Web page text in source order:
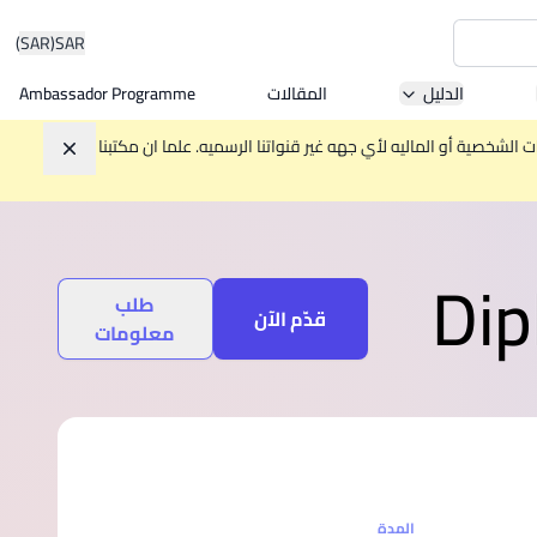
SAR
(SAR)
Asia
الدليل المقالات
Ambassador Programme
أو الماليه لأي جهه غير قنواتنا الرسميه. علما ان مكتبنا
تجاهل
قدّم الآن
طلب
معلومات
المدة